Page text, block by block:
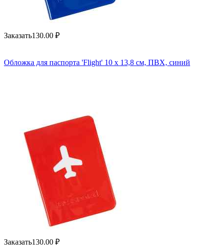
Заказать130.00 ₽
Обложка для паспорта 'Flight' 10 x 13,8 см, ПВХ, синий
Заказать130.00 ₽